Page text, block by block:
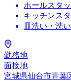
ホールスタ
キッチンス
皿洗い・洗
勤務地
面接地
宮城県仙台市青葉